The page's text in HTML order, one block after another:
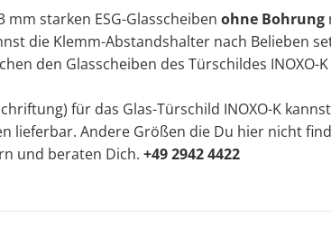
mm starken ESG-Glasscheiben ohne Bohrung
die Klemm-Abstandshalter nach Belieben
den Glasscheiben des Türschildes
für das Glas-Türschild INOXO-K
lieferbar. Andere Größen die Du hier nicht
und beraten Dich. +49 2942 4422